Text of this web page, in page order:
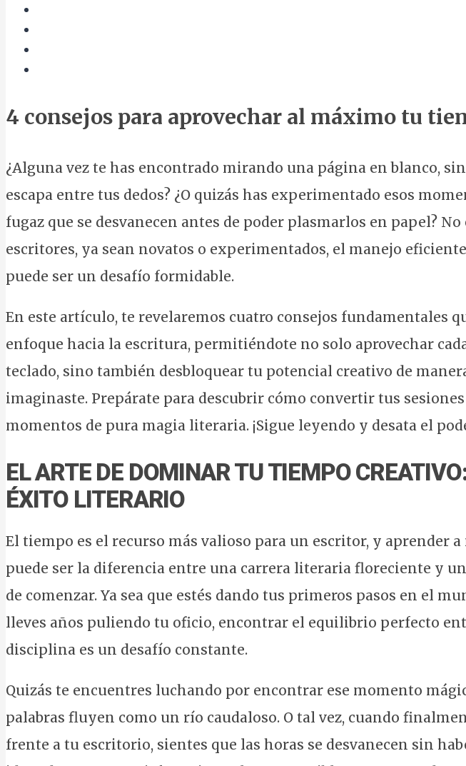
4 consejos para aprovechar al máximo tu
¿Alguna vez te has encontrado mirando una página en blanco,
escapa entre tus dedos? ¿O quizás has experimentado esos
fugaz que se desvanecen antes de poder plasmarlos en papel? No
escritores, ya sean novatos o experimentados, el manejo
puede ser un desafío formidable.
En este artículo, te revelaremos cuatro consejos fundamentales
enfoque hacia la escritura, permitiéndote no solo aprovechar
teclado, sino también desbloquear tu potencial creativo de
imaginaste. Prepárate para descubrir cómo convertir tus
momentos de pura magia literaria. ¡Sigue leyendo y desata el
EL ARTE DE DOMINAR TU TIEMPO
ÉXITO LITERARIO
El tiempo es el recurso más valioso para un escritor, y aprender
puede ser la diferencia entre una carrera literaria floreciente y
de comenzar. Ya sea que estés dando tus primeros pasos en el
lleves años puliendo tu oficio, encontrar el equilibrio perfecto
disciplina es un desafío constante.
Quizás te encuentres luchando por encontrar ese momento
palabras fluyen como un río caudaloso. O tal vez, cuando
frente a tu escritorio, sientes que las horas se desvanecen sin